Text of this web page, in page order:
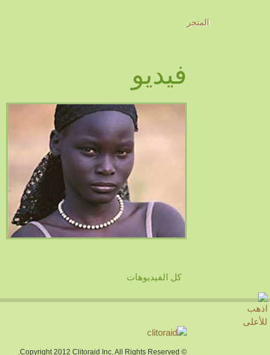
المتجر
فيديو
كل الفيديوهات
© Copyright 2012 Clitoraid Inc. All Rights Reserved.